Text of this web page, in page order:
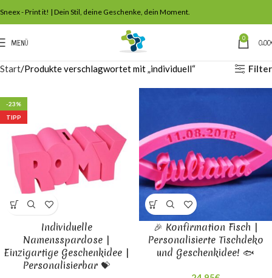
Sneex - Print it! | Dein Stil, deine Geschenke, dein Moment.
MENÜ 0 0,00
Start Produkte verschlagwortet mit „individuell“ Filter
-23%
TIPP
Individuelle
Namensspardose |
Einzigartige Geschenkidee |
Personalisierbar 💝
🎉 Konfirmation Fisch |
Personalisierte Tischdeko
und Geschenkidee! 🐟